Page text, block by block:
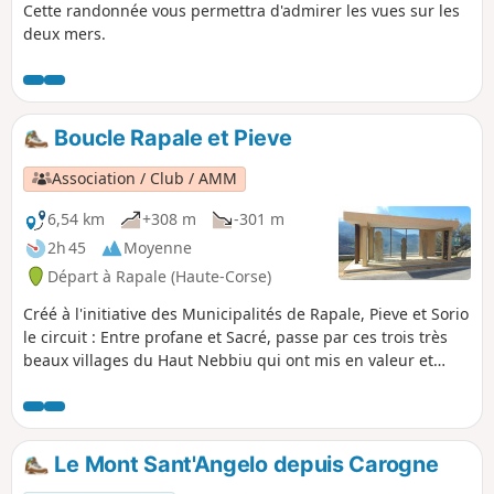
Cette randonnée vous permettra d'admirer les vues sur les
deux mers.
Boucle Rapale et Pieve
Association / Club / AMM
6,54 km
+308 m
-301 m
2h 45
Moyenne
Départ à Rapale (Haute-Corse)
Créé à l'initiative des Municipalités de Rapale, Pieve et Sorio
le circuit : Entre profane et Sacré, passe par ces trois très
beaux villages du Haut Nebbiu qui ont mis en valeur et
communaux, chemins muletiers, chapelles Romanes,
statues-menhirs, église à clocher déporté avec en prime un
parcours à travers châtaigneraies et chênaies permettant
de randonner en toutes saisons.Le présent descriptif n'est
Le Mont Sant'Angelo depuis Carogne